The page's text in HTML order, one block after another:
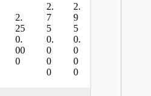
2.
25
0.
00
0
2.
7
5
0.
0
0
0
2.
9
5
0.
0
0
0